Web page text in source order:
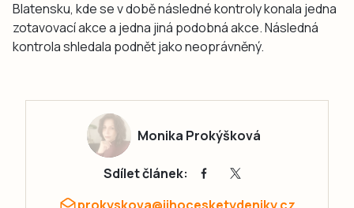
Blatensku, kde se v době následné kontroly konala jedna
zotavovací akce a jedna jiná podobná akce. Následná
kontrola shledala podnět jako neoprávněný.
Monika Prokýšková
Sdílet článek: